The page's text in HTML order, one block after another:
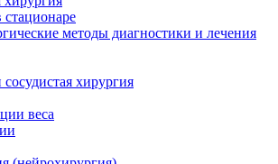
методы диагностики и лечения
хирургия
веса